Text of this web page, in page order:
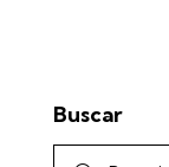
Buscar